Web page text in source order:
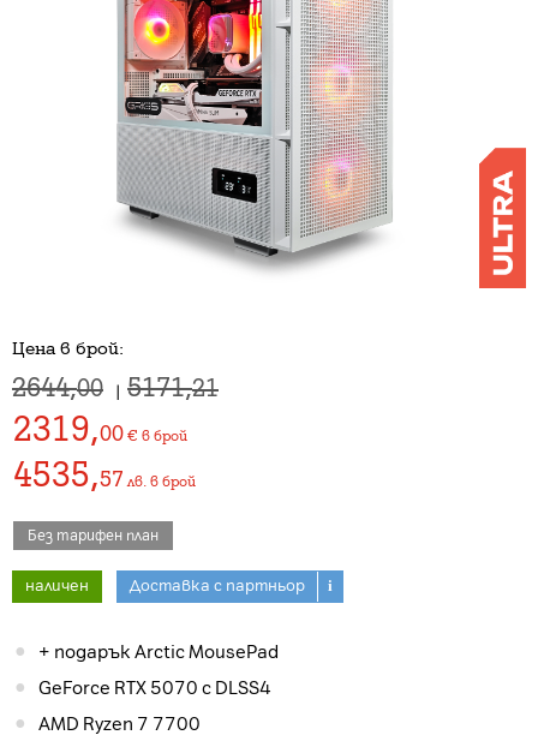
Цена в брой:
2644,00 | 5171,21
2319,00 € в брой
4535,57 лв. в брой
Без тарифен план
наличен Доставка с партньор i
+ подарък Arctic MousePad
GeForce RTX 5070 с DLSS4
AMD Ryzen 7 7700